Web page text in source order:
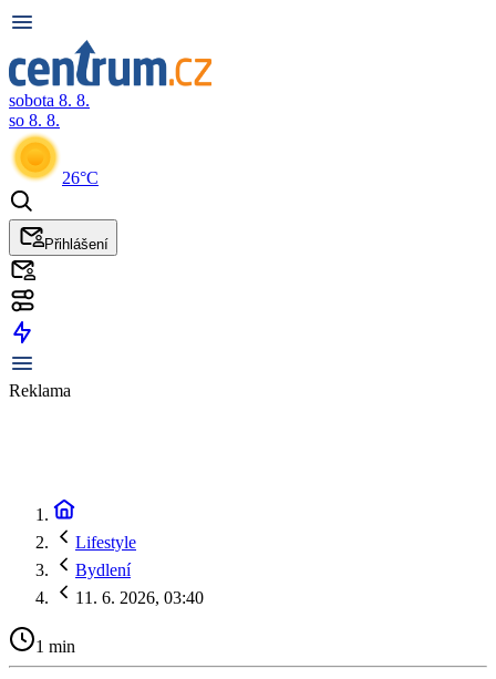
sobota 8. 8.
so 8. 8.
26°C
Přihlášení
Reklama
Lifestyle
Bydlení
11. 6. 2026, 03:40
1 min